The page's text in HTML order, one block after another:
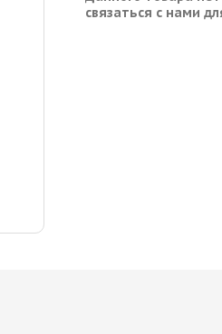
связаться с нами